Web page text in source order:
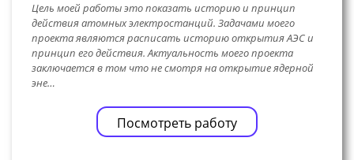
Цель моей работы это показать историю и принцип
действия атомных электростанций. Задачами моего
проекта являются расписать историю открытия АЭС и
принцип его действия. Актуальность моего проекта
заключается в том что не смотря на открытие ядерной
эне…
Посмотреть работу